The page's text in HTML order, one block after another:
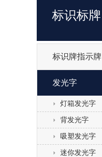
标识标牌
标识牌指示牌
发光字
灯箱发光字
背发光字
吸塑发光字
迷你发光字